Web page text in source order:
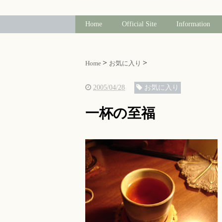
Home Official Site Information
Home お気に入り
2005/04/28 お気に入り
一杯の至福